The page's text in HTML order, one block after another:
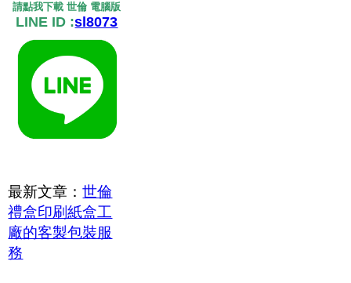
請點我下載 世倫 電腦版
LINE ID :sl8073
最新文章：世倫
禮盒印刷紙盒工
廠的客製包裝服
務